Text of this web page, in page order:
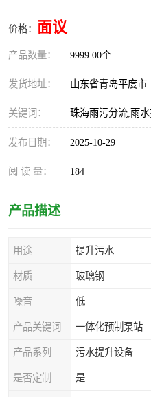
价格： 面议
产品数量： 9999.00个
发货地址： 山东省青岛平度市
关键词： 珠海雨污分流,雨
发布日期： 2025-10-29
阅 读 量： 184
产品描述
用途 提升污水
材质 玻璃钢
噪音 低
产品关键词 一体化预制泵站
产品系列 污水提升设备
是否定制 是
水平自清洗格栅
灌溉泵房